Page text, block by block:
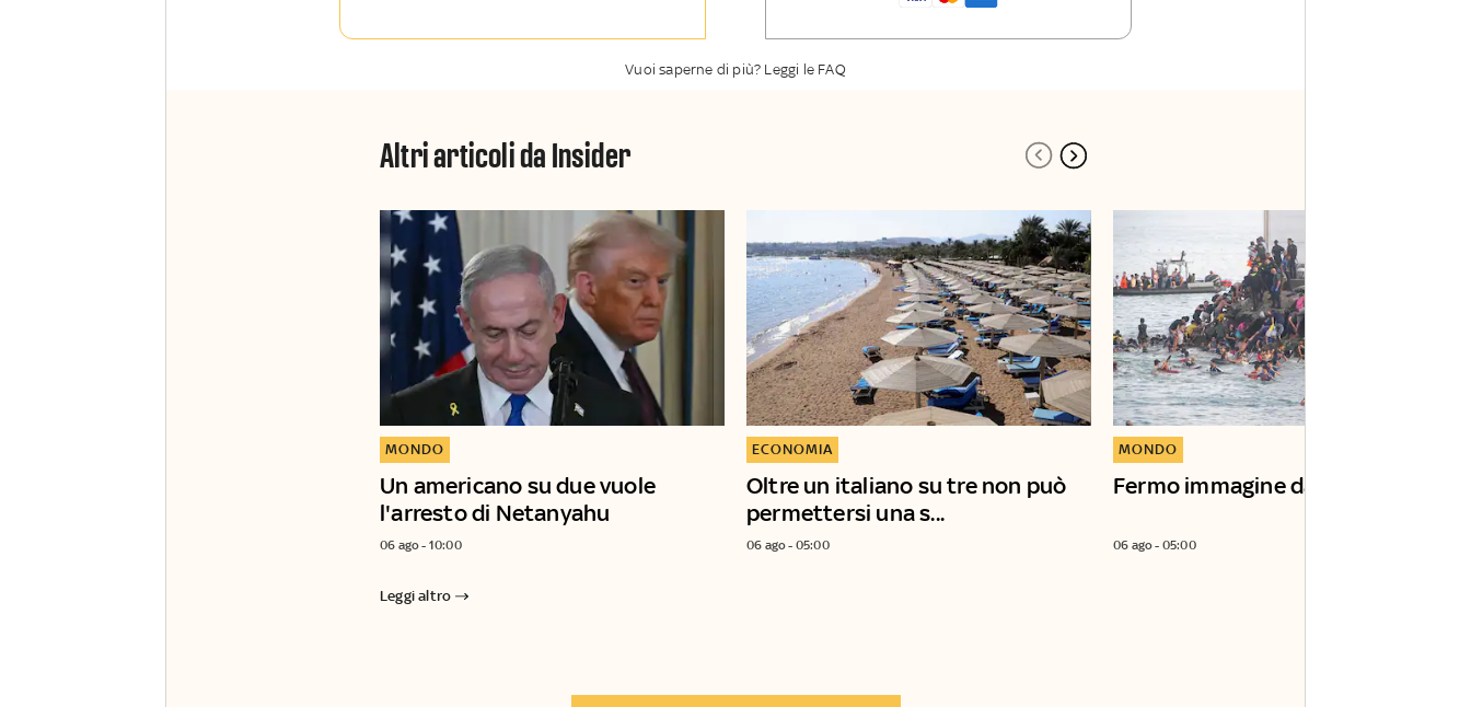
Vuoi saperne di più? Leggi le FAQ
Altri articoli da Insider
Un americano su due vuole
l'arresto di Netanyahu
MONDO
06 ago - 10:00
Oltre un italiano su tre non può
permettersi una s...
ECONOMIA
06 ago - 05:00
Fermo immagine da Ceuta
MONDO
06 ago - 05:00
Leggi altro